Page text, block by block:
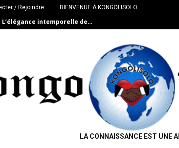
/ Rejoindre BIENVENUE À KONGOLISOLO
intemporelle de…
LA CONNAISSANCE EST UNE